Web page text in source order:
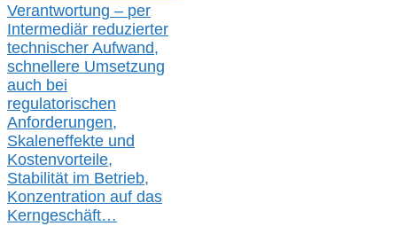
Verantwortung – per
Intermediär reduzierter
technischer Aufwand,
schnellere Umsetzung
auch bei
regulatorischen
Anforderungen,
Skaleneffekte und
Kostenvorteile,
Stabilität im Betrieb,
Konzentration auf das
Kerngeschäft…